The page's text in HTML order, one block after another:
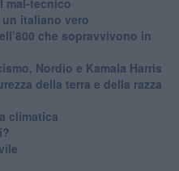
italiano vero
che sopravvivono in
Nordio e Kamala Harris
della terra e della razza
climatica